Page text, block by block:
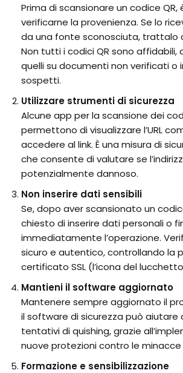
Prima di scansionare un codice
verificarne la provenienza. Se lo
da una fonte sconosciuta, trattalo
Non tutti i codici QR sono affidabili,
quelli su documenti non verificati
sospetti.
Utilizzare strumenti di sicurezza
Alcune app per la scansione dei
permettono di visualizzare l’URL
accedere al link. È una misura di
che consente di valutare se
potenzialmente dannoso.
Non inserire dati sensibili
Se, dopo aver scansionato un
chiesto di inserire dati personali o
immediatamente l’operazione.
sicuro e autentico, controllando la
certificato SSL (l’icona del lucchetto
Mantieni il software aggiornato
Mantenere sempre aggiornato il
il software di sicurezza può aiutare
tentativi di quishing, grazie
nuove protezioni contro le
Formazione e sensibilizzazione